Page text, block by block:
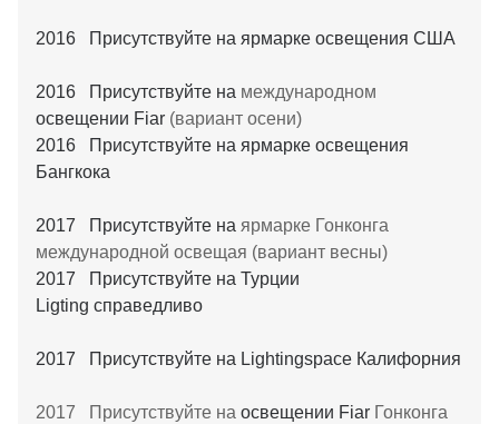
2016 Присутствуйте на ярмарке освещения США
2016 Присутствуйте на международном
освещении Fiar (вариант осени)
2016 Присутствуйте на ярмарке освещения
Бангкока
2017 Присутствуйте на ярмарке Гонконга
международной освещая (вариант весны)
2017 Присутствуйте на Турции
Ligting справедливо
2017 Присутствуйте на Lightingspace Калифорния
2017 Присутствуйте на освещении Fiar Гонконга